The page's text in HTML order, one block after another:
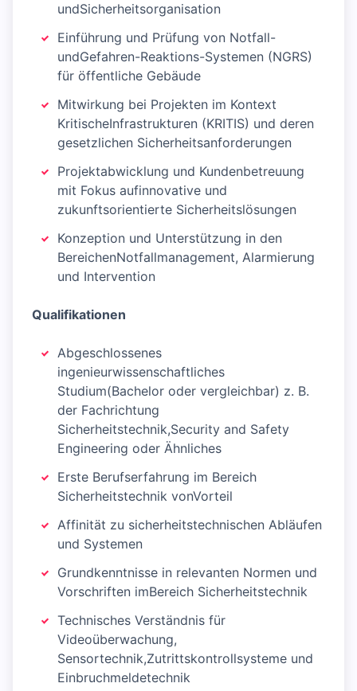
undSicherheitsorganisation
Einführung und Prüfung von Notfall-
undGefahren-Reaktions-Systemen (NGRS)
für öffentliche Gebäude
Mitwirkung bei Projekten im Kontext
KritischeInfrastrukturen (KRITIS) und deren
gesetzlichen Sicherheitsanforderungen
Projektabwicklung und Kundenbetreuung
mit Fokus aufinnovative und
zukunftsorientierte Sicherheitslösungen
Konzeption und Unterstützung in den
BereichenNotfallmanagement, Alarmierung
und Intervention
Qualifikationen
Abgeschlossenes
ingenieurwissenschaftliches
Studium(Bachelor oder vergleichbar) z. B.
der Fachrichtung
Sicherheitstechnik,Security and Safety
Engineering oder Ähnliches
Erste Berufserfahrung im Bereich
Sicherheitstechnik vonVorteil
Affinität zu sicherheitstechnischen Abläufen
und Systemen
Grundkenntnisse in relevanten Normen und
Vorschriften imBereich Sicherheitstechnik
Technisches Verständnis für
Videoüberwachung,
Sensortechnik,Zutrittskontrollsysteme und
Einbruchmeldetechnik